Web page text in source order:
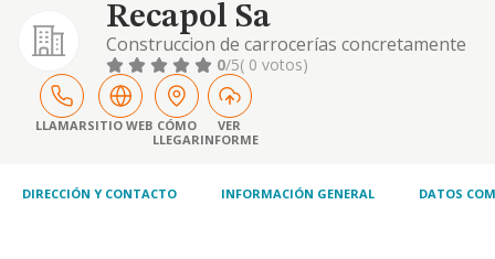
Recapol Sa
Construccion de carrocerías concretamente
de isotermos para vehículos y remolques
tanto para las empresas como para
particulares.
0/5( 0 votos)
LLAMARSITIO WEB CÓMO
LLEGAR
VER
INFORME
DIRECCIÓN Y CONTACTO INFORMACIÓN GENERAL DATOS